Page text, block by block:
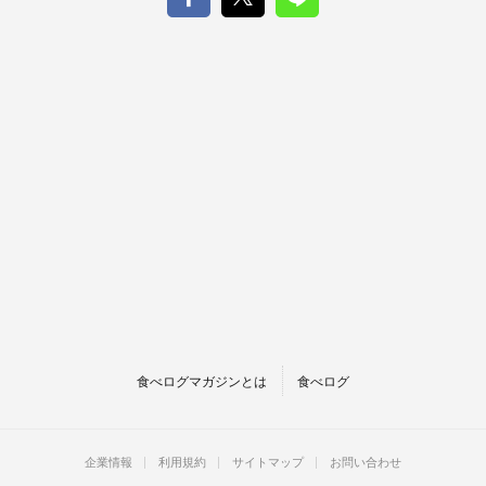
食べログマガジンとは 食べログ
企業情報 利用規約 サイトマップ お問い合わせ